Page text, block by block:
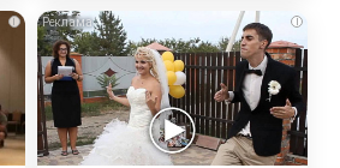
i i